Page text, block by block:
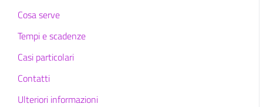
Cosa serve
Tempi e scadenze
Casi particolari
Contatti
Ulteriori informazioni